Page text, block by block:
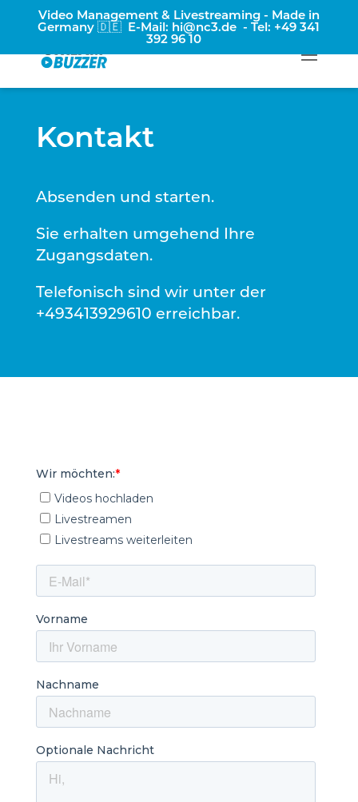
Video Management & Livestreaming - Made in
Germany 🇩🇪 E-Mail: hi@nc3.de - Tel: +49 341
392 96 10
Kontakt
Absenden und starten.
Sie erhalten umgehend Ihre
Zugangsdaten.
Telefonisch sind wir unter der
+493413929610 erreichbar.